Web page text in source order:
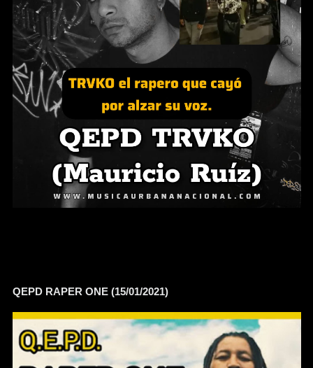
QEPD RAPER ONE (15/01/2021)